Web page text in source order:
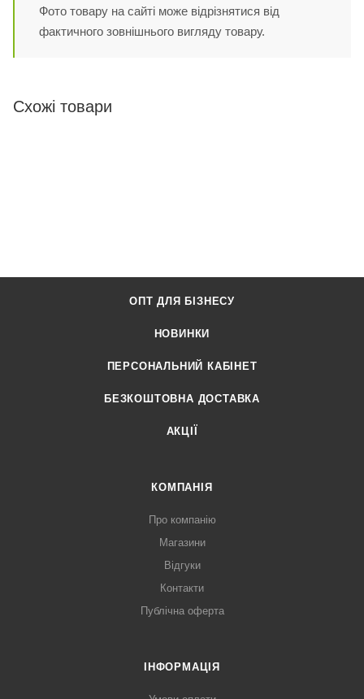
Фото товару на сайті може відрізнятися від
фактичного зовнішнього вигляду товару.
Схожі товари
ОПТ ДЛЯ БІЗНЕСУ
НОВИНКИ
ПЕРСОНАЛЬНИЙ КАБІНЕТ
БЕЗКОШТОВНА ДОСТАВКА
АКЦІЇ
КОМПАНІЯ
Про компанію
Магазини
Відгуки
Контакти
Публічна оферта
ІНФОРМАЦІЯ